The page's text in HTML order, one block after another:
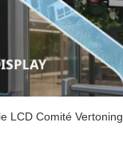
LCD Comité Vertoning